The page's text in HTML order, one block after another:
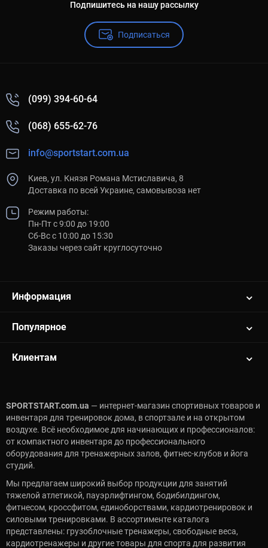
Подпишитесь на нашу рассылку
Подписаться
(099) 394-60-64
(068) 655-62-76
info@sportstart.com.ua
Киев, ул. Князя Романа Мстиславича, 8
Доставка по всей Украине, самовывоза нет
Режим работы:
Пн-Пт с 9:00 до 19:00
Сб-Вс с 10:00 до 15:30
Заказы через сайт круглосуточно
Информация
Популярное
Клиентам
SPORTSTART.com.ua — интернет-магазин спортивных товаров и
инвентаря для тренировок дома, в спортзале и на открытом
воздухе. Всё необходимое для начинающих и профессионалов:
от компактного инвентаря до профессионального
оборудования для тренажерных залов, фитнес-клубов и йога
студий.
Мы предлагаем широкий выбор продукции для занятий
тяжелой атлетикой, пауэрлифтингом, бодибилдингом,
фитнесом, кроссфитом, единоборствами, кардиотренировок и
силовыми тренировками. В ассортименте каталога
представлены: грузоблочные тренажеры, свободные веса,
кардиотренажеры и другие товары для спорта для развития